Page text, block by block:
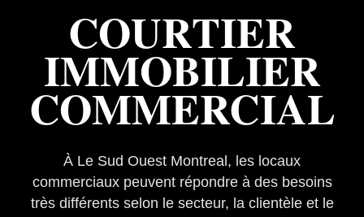
COURTIER
IMMOBILIER
COMMERCIAL
À Le Sud Ouest Montreal, les locaux
commerciaux peuvent répondre à des besoins
très différents selon le secteur, la clientèle et le